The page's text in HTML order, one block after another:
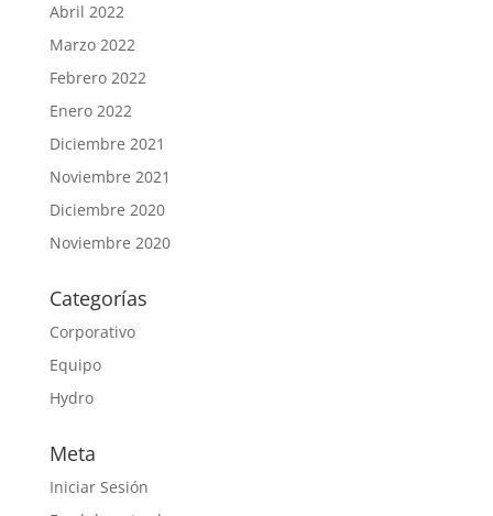
Abril 2022
Marzo 2022
Febrero 2022
Enero 2022
Diciembre 2021
Noviembre 2021
Diciembre 2020
Noviembre 2020
Categorías
Corporativo
Equipo
Hydro
Meta
Iniciar Sesión